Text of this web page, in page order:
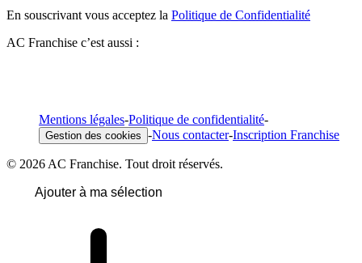
En souscrivant vous acceptez la Politique de Confidentialité
AC Franchise c’est aussi :
Mentions légales-Politique de confidentialité-
Gestion des cookies -Nous contacter-Inscription Franchise
© 2026 AC Franchise. Tout droit réservés.
Ajouter à ma sélection